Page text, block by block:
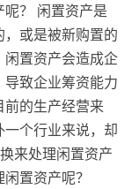
？ 闲置资产是
或是被新购置的
闲置资产会造成企
导致企业筹资能力
前的生产经营来
个行业来说，却
来处理闲置资产
置资产呢？